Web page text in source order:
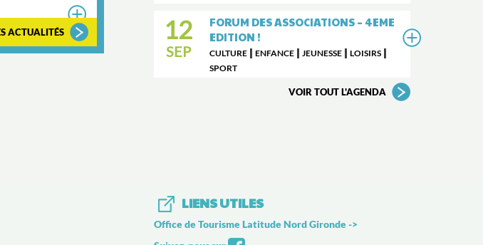
VOIR TOUTES LES
12
SEP
FORUM DES ASSOCIATIONS – 4EME
EDITION !
CULTURE |ENFANCE | JEUNESSE |LOISIRS |
SPORT
VOIR TOUT L'AGENDA
LIENS UTILES
Office de Tourisme Latitude Nord Gironde->